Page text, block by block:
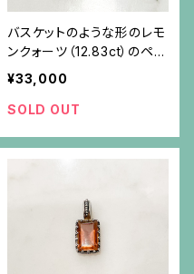
バスケットのような形のレモ
ンクォーツ（12.83ct）のペン
ダント（チェーン別）
¥33,000
SOLD OUT